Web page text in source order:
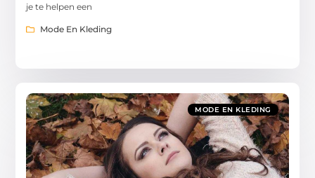
je te helpen een
Mode En Kleding
MODE EN KLEDING